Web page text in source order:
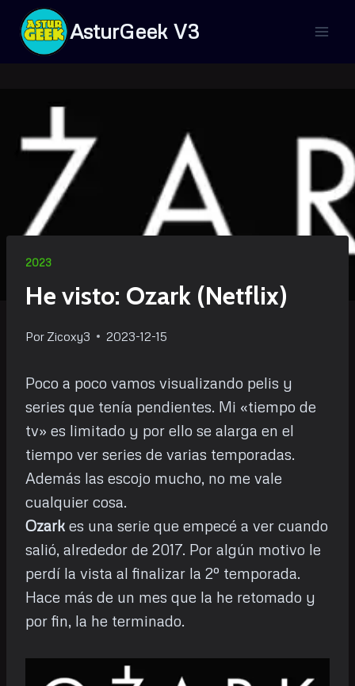
Saltar
contenido
AsturGeek V3
2023
He visto: Ozark (Netflix)
Por Zicoxy3 2023-12-15
Poco a poco vamos visualizando pelis y
series que tenía pendientes. Mi «tiempo de
tv» es limitado y por ello se alarga en el
tiempo ver series de varias temporadas.
Además las escojo mucho, no me vale
cualquier cosa.
Ozark es una serie que empecé a ver cuando
salió, alrededor de 2017. Por algún motivo le
perdí la vista al finalizar la 2º temporada.
Hace más de un mes que la he retomado y
por fin, la he terminado.